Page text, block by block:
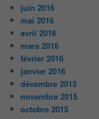
juin 2016
mai 2016
avril 2016
mars 2016
février 2016
janvier 2016
décembre 2015
novembre 2015
octobre 2015